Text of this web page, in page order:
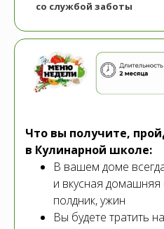
со службой заботы
Что вы получите,
в Кулинарной школе:
В вашем доме
и вкусная домашняя
полдник, ужин
Вы будете тратить